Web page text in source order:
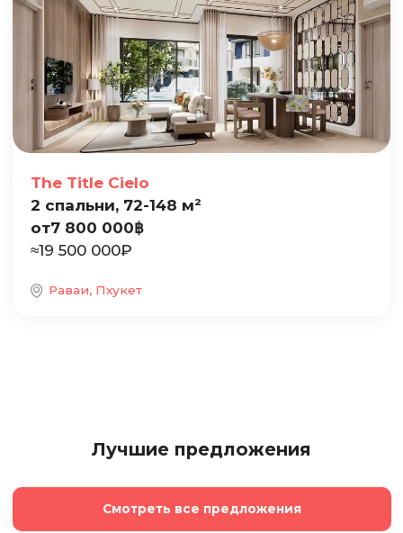
The Title Cielo
2 спальни, 72-148 м²
от7 800 000฿
≈19 500 000₽
Раваи, Пхукет
Лучшие предложения
Смотреть все предложения